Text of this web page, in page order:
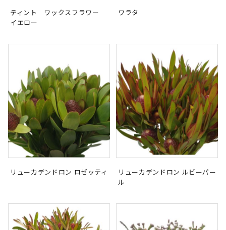
ティント ワックスフラワー
イエロー
ワラタ
リューカデンドロン ロゼッティ
リューカデンドロン ルビーパー
ル